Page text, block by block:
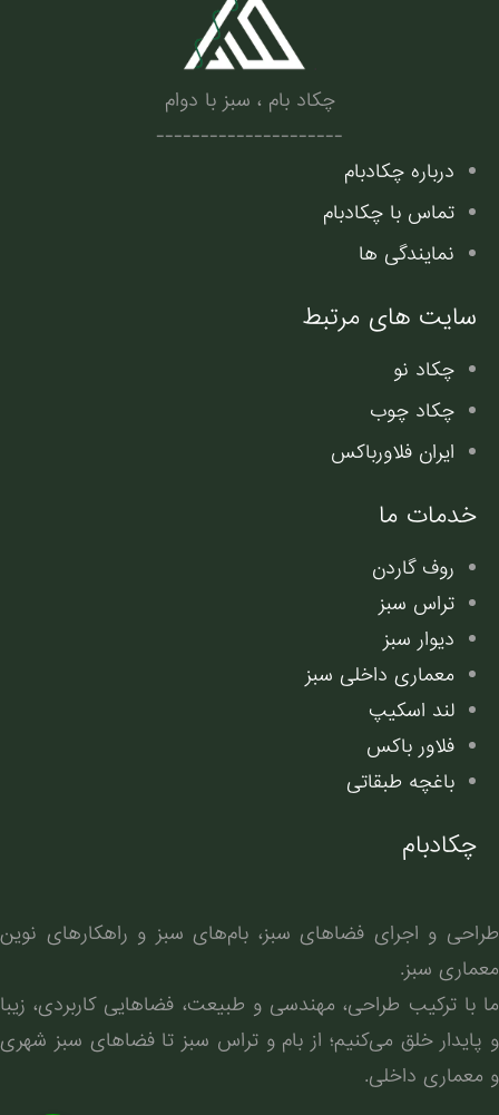
چکاد بام ، سبز با دوام
---------------------
درباره چکادبام
تماس با چکادبام
نمایندگی ها
سایت های مرتبط
چکاد نو
چکاد چوب
ایران فلاورباکس
خدمات ما
روف گاردن
تراس سبز
دیوار سبز
معماری داخلی سبز
لند اسکیپ
فلاور باکس
باغچه طبقاتی
چکادبام
طراحی و اجرای فضاهای سبز، بام‌های سبز و راهکارهای نوین
معماری سبز.
ما با ترکیب طراحی، مهندسی و طبیعت، فضاهایی کاربردی، زیبا
و پایدار خلق می‌کنیم؛ از بام و تراس سبز تا فضاهای سبز شهری
و معماری داخلی.